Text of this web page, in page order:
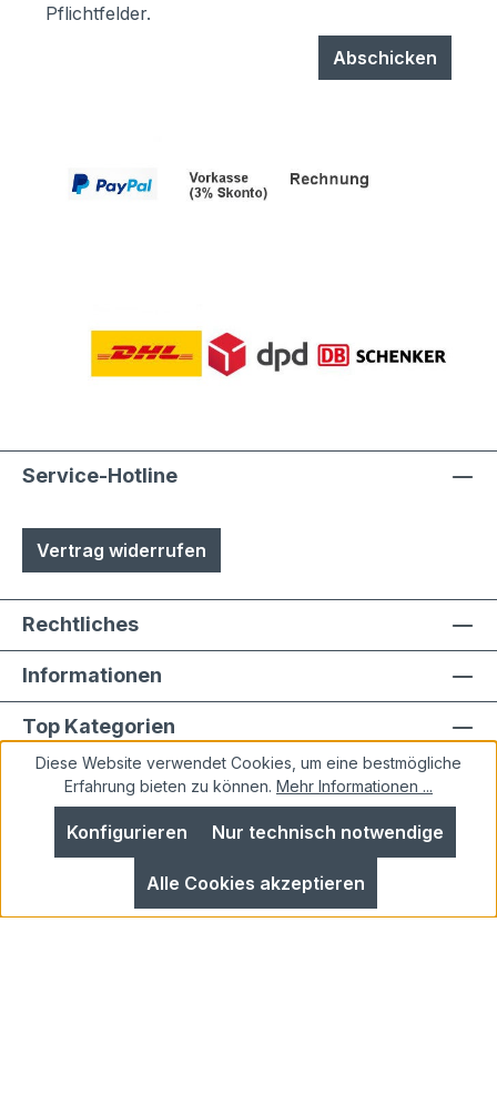
Pflichtfelder.
Abschicken
Service-Hotline
Vertrag widerrufen
Rechtliches
Informationen
Top Kategorien
Alle Preise inkl. gesetzl. Mehrwertsteuer zzgl.
Versandkostenund ggf. Nachnahmegebühren, wenn
nicht anders angegeben.
Diese Website verwendet Cookies, um eine bestmögliche
Erfahrung bieten zu können. Mehr Informationen ...
Nur technisch notwendige
Konfigurieren
Alle Cookies akzeptieren